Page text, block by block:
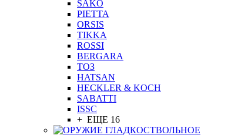
SAKO
PIETTA
ORSIS
TIKKA
ROSSI
BERGARA
ТОЗ
HATSAN
HECKLER & KOCH
SABATTI
ISSC
+ ЕЩЕ 16